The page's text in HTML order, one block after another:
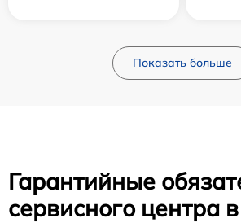
Показать больше
Гарантийные
сервисного центра